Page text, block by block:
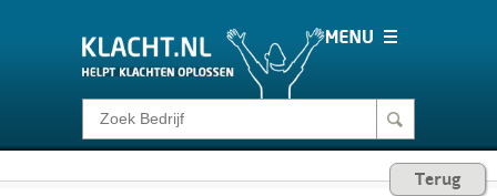
Klacht melden
Terug